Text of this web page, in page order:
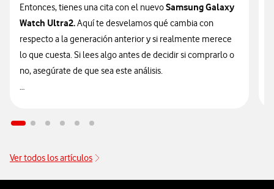
Entonces, tienes una cita con el nuevoSamsung Galaxy
Watch Ultra2.Aquí te desvelamos qué cambia con
respecto a la generación anterior y si realmente merece
lo que cuesta. Si lees algo antes de decidir si comprarlo o
no, asegúrate de que sea este análisis.
Galaxy Watch Ultra2 financiado
Ver todos los artículos